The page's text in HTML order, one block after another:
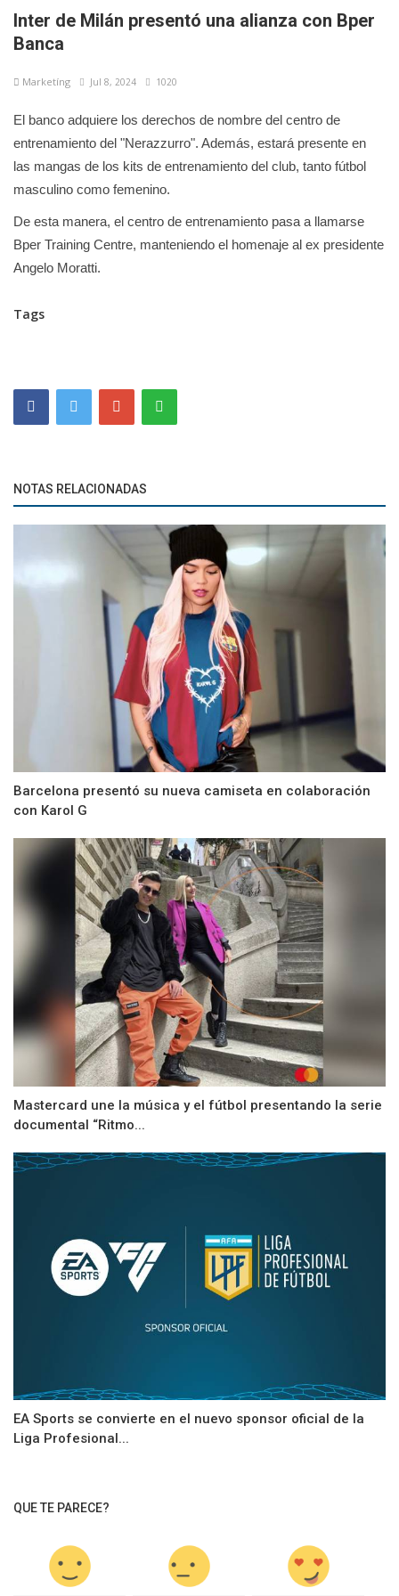
Inter de Milán presentó una alianza con Bper
Banca
Marketíng Jul 8, 2024 1020
El banco adquiere los derechos de nombre del centro de
entrenamiento del "Nerazzurro". Además, estará presente en
las mangas de los kits de entrenamiento del club, tanto fútbol
masculino como femenino.
De esta manera, el centro de entrenamiento pasa a llamarse
Bper Training Centre, manteniendo el homenaje al ex presidente
Angelo Moratti.
Tags
NOTAS RELACIONADAS
Barcelona presentó su nueva camiseta en colaboración
con Karol G
Mastercard une la música y el fútbol presentando la serie
documental “Ritmo...
EA Sports se convierte en el nuevo sponsor oficial de la
Liga Profesional...
QUE TE PARECE?